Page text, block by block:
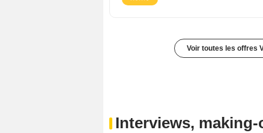
Voir toutes les offres
Interviews,